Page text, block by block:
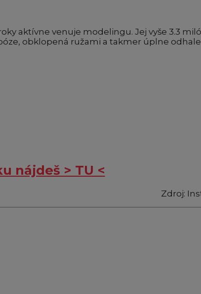
aktívne venuje modelingu. Jej vyše 3.3
obklopená ružami a takmer úplne
nájdeš > TU <
Zdroj: